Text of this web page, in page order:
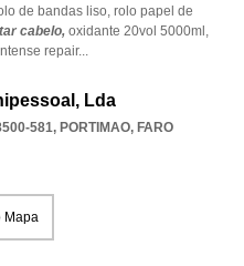
de bandas liso, rolo papel de
cabelo, oxidante 20vol 5000ml,
repair...
Lda
581, PORTIMAO, FARO
Mapa